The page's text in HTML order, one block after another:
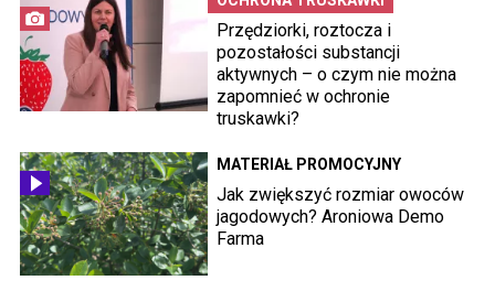
Przędziorki, roztocza i
pozostałości substancji
aktywnych – o czym nie można
zapomnieć w ochronie
truskawki?
MATERIAŁ PROMOCYJNY
Jak zwiększyć rozmiar owoców
jagodowych? Aroniowa Demo
Farma